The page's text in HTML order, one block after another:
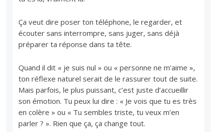
Ça veut dire poser ton téléphone, le regarder, et
écouter sans interrompre, sans juger, sans déjà
préparer ta réponse dans ta tête.
Quand il dit « je suis nul » ou « personne ne m’aime »,
ton réflexe naturel serait de le rassurer tout de suite.
Mais parfois, le plus puissant, c’est juste d’accueillir
son émotion. Tu peux lui dire : « Je vois que tu es très
en colère » ou « Tu sembles triste, tu veux m’en
parler ? ». Rien que ça, ça change tout.